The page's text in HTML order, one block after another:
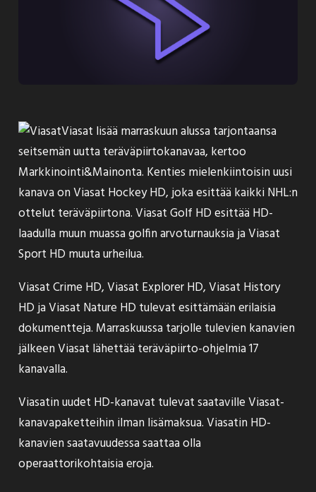
Viasat lisää marraskuun alussa tarjontaansa
seitsemän uutta teräväpiirtokanavaa, kertoo
Markkinointi&Mainonta. Kenties mielenkiintoisin uusi
kanava on Viasat Hockey HD, joka esittää kaikki NHL:n
ottelut teräväpiirtona. Viasat Golf HD esittää HD-
laadulla muun muassa golfin arvoturnauksia ja Viasat
Sport HD muuta urheilua.
Viasat Crime HD, Viasat Explorer HD, Viasat History
HD ja Viasat Nature HD tulevat esittämään erilaisia
dokumentteja. Marraskuussa tarjolle tulevien kanavien
jälkeen Viasat lähettää teräväpiirto-ohjelmia 17
kanavalla.
Viasatin uudet HD-kanavat tulevat saataville Viasat-
kanavapaketteihin ilman lisämaksua. Viasatin HD-
kanavien saatavuudessa saattaa olla
operaattorikohtaisia eroja.